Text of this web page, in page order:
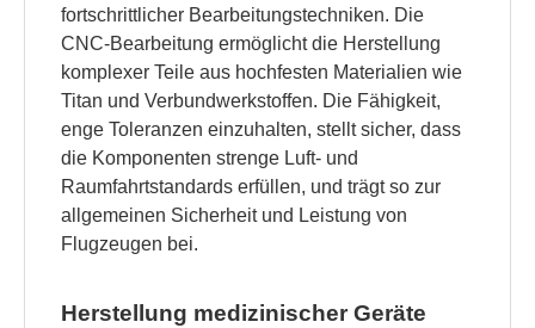
fortschrittlicher Bearbeitungstechniken. Die
CNC-Bearbeitung ermöglicht die Herstellung
komplexer Teile aus hochfesten Materialien wie
Titan und Verbundwerkstoffen. Die Fähigkeit,
enge Toleranzen einzuhalten, stellt sicher, dass
die Komponenten strenge Luft- und
Raumfahrtstandards erfüllen, und trägt so zur
allgemeinen Sicherheit und Leistung von
Flugzeugen bei.
Herstellung medizinischer Geräte